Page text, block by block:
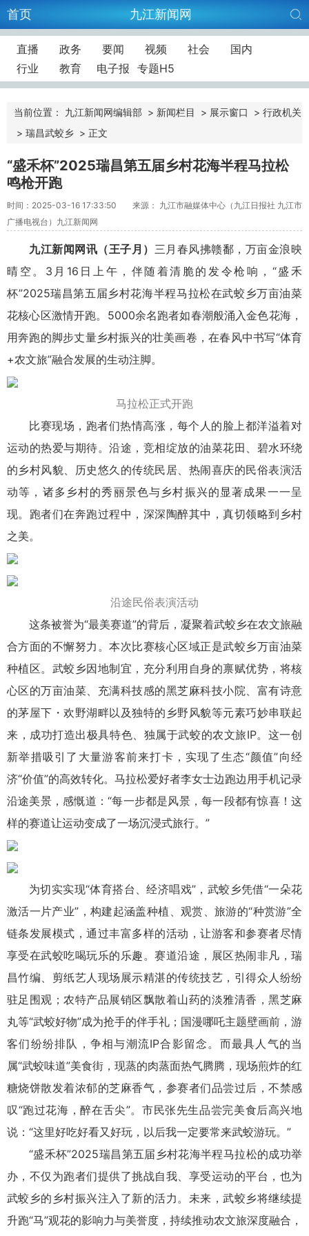
首页 九江新闻网
直播 政务 要闻 视频 社会
国内
行业
教育 电子报 专题H5
当前位置： 九江新闻网编辑部 > 新闻栏目 > 展示窗口 > 行政机关
> 瑞昌武蛟乡 > 正文
“盛禾杯”2025瑞昌第五届乡村花海半程马拉松
鸣枪开跑
时间：2025-03-16 17:33:50
来源： 九江市融媒体中心（九江日报社 九江市
广播电视台）九江新闻网
九江新闻网讯（王子月） 三月春风拂赣鄱，万亩金浪映
晴空。3月16日上午，伴随着清脆的发令枪响，“盛禾
杯”2025瑞昌第五届乡村花海半程马拉松在武蛟乡万亩油菜
花核心区激情开跑。5000余名跑者如春潮般涌入金色花海，
用奔跑的脚步丈量乡村振兴的壮美画卷，在春风中书写“体育
+农文旅”融合发展的生动注脚。
马拉松正式开跑
比赛现场，跑者们热情高涨，每个人的脸上都洋溢着对
运动的热爱与期待。沿途，竞相绽放的油菜花田、碧水环绕
的乡村风貌、历史悠久的传统民居、热闹喜庆的民俗表演活
动等，诸多乡村的秀丽景色与乡村振兴的显著成果一一呈
现。跑者们在奔跑过程中，深深陶醉其中，真切领略到乡村
之美。
沿途民俗表演活动
这条被誉为“最美赛道”的背后，凝聚着武蛟乡在农文旅融
合方面的不懈努力。本次比赛核心区域正是武蛟乡万亩油菜
种植区。武蛟乡因地制宜，充分利用自身的禀赋优势，将核
心区的万亩油菜、充满科技感的黑芝麻科技小院、富有诗意
的茅屋下・欢野湖畔以及独特的乡野风貌等元素巧妙串联起
来，成功打造出极具特色、独属于武蛟的农文旅IP。这一创
新举措吸引了大量游客前来打卡，实现了生态“颜值”向经
济“价值”的高效转化。马拉松爱好者李女士边跑边用手机记录
沿途美景，感慨道：“每一步都是风景，每一段都有惊喜！这
样的赛道让运动变成了一场沉浸式旅行。”
为切实实现“体育搭台、经济唱戏”，武蛟乡凭借“一朵花
激活一片产业”，构建起涵盖种植、观赏、旅游的“种赏游”全
链条发展模式，通过丰富多样的活动，让游客和参赛者尽情
享受在武蛟吃喝玩乐的乐趣。赛道沿途，展区热闹非凡，瑞
昌竹编、剪纸艺人现场展示精湛的传统技艺，引得众人纷纷
驻足围观；农特产品展销区飘散着山药的淡雅清香，黑芝麻
丸等“武蛟好物”成为抢手的伴手礼；国漫哪吒主题壁画前，游
客们纷纷排队，争相与潮流IP合影留念。而最具人气的当
属“武蛟味道”美食街，现蒸的肉蒸面热气腾腾，现场煎炸的红
糖烧饼散发着浓郁的芝麻香气，参赛者们品尝过后，不禁感
叹“跑过花海，醉在舌尖”。市民张先生品尝完美食后高兴地
说：“这里好吃好看又好玩，以后我一定要常来武蛟游玩。”
“盛禾杯”2025瑞昌第五届乡村花海半程马拉松的成功举
办，不仅为跑者们提供了挑战自我、享受运动的平台，也为
武蛟乡的乡村振兴注入了新的活力。未来，武蛟乡将继续提
升跑“马”观花的影响力与美誉度，持续推动农文旅深度融合，